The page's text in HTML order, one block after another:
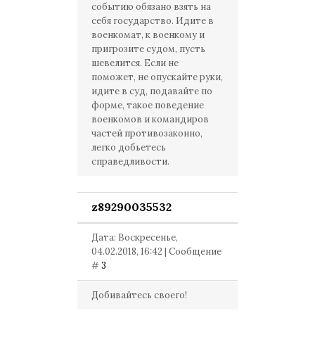
событию обязано взять на
себя государство. Идите в
военкомат, к военкому и
пригрозите судом, пусть
шевелится. Если не
поможет, не опускайте руки,
идите в суд, подавайте по
форме, такое поведение
военкомов и командиров
частей противозаконно,
легко добьетесь
справедливости.
z89290035532
Дата: Воскресенье,
04.02.2018, 16:42 | Сообщение
#3
Добивайтесь своего!